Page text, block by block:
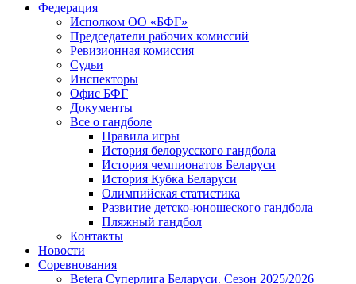
Федерация
Исполком ОО «БФГ»
Председатели рабочих комиссий
Ревизионная комиссия
Судьи
Инспекторы
Офис БФГ
Документы
Все о гандболе
Правила игры
История белорусского гандбола
История чемпионатов Беларуси
История Кубка Беларуси
Олимпийская статистика
Развитие детско-юношеского гандбола
Пляжный гандбол
Контакты
Новости
Соревнования
Betera Суперлига Беларуси. Сезон 2025/2026